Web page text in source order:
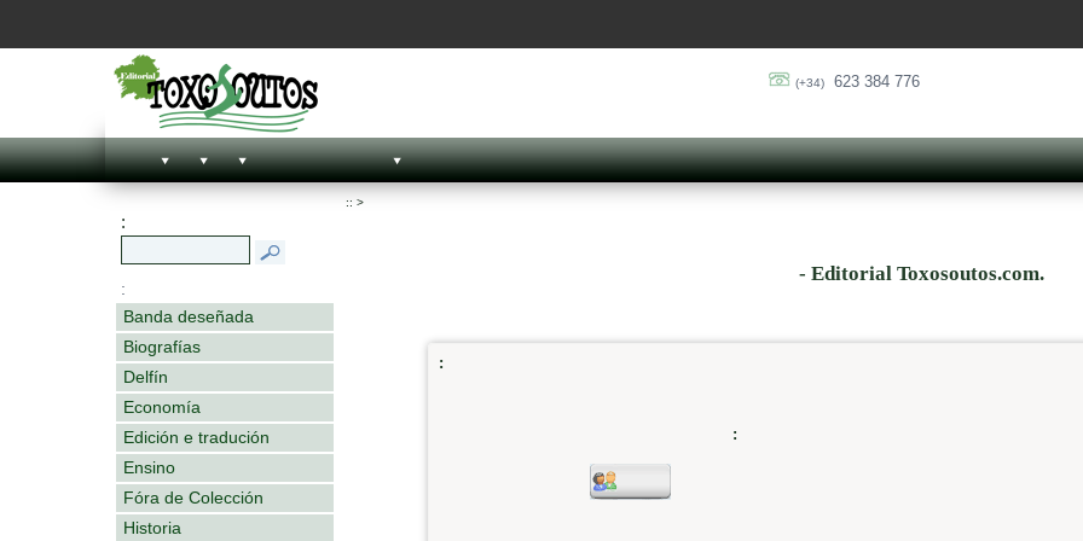
(+34) 623 384 776
:
:
Banda deseñada
Biografías
Delfín
Economía
Edición e tradución
Ensino
Fóra de Colección
Historia
:: >
- Editorial Toxosoutos.com.
:
: